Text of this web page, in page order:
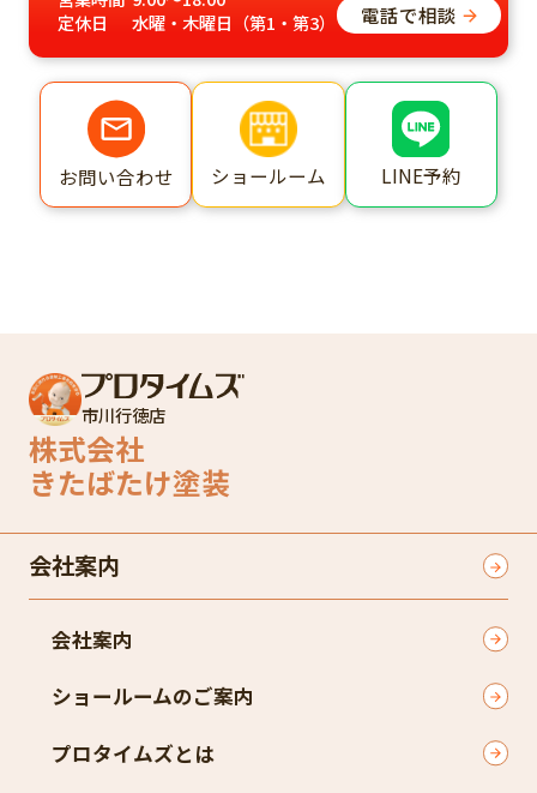
定休日
水曜・木曜日（第1・第3） 電話で相談
お問い合わせ ショールーム LINE予約
市川行徳店
株式会社
きたばたけ塗装
会社案内
会社案内
ショールームのご案内
プロタイムズとは